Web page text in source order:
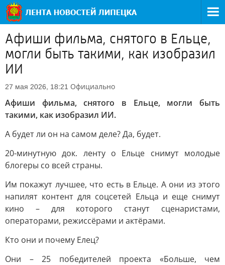
Афиши фильма, снятого в Ельце,
могли быть такими, как изобразил
ИИ
27 мая 2026, 18:21 Официально
Афиши фильма, снятого в Ельце, могли быть
такими, как изобразил ИИ.
А будет ли он на самом деле? Да, будет.
20-минутную док. ленту о Ельце снимут молодые
блогеры со всей страны.
Им покажут лучшее, что есть в Ельце. А они из этого
напилят контент для соцсетей Ельца и еще снимут
кино – для которого станут сценаристами,
операторами, режиссёрами и актёрами.
Кто они и почему Елец?
Они – 25 победителей проекта «Больше, чем